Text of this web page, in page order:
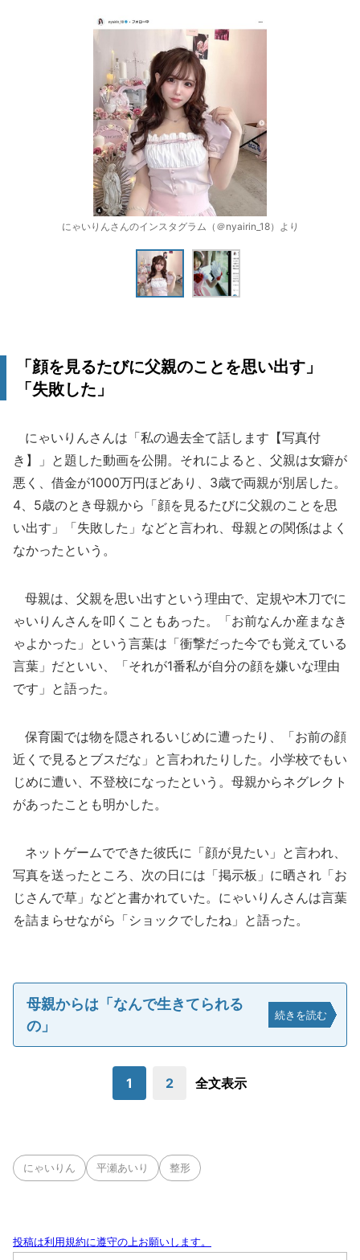
にゃいりんさんのインスタグラム（＠nyairin_18）より
「顔を見るたびに父親のことを思い出す」
「失敗した」
にゃいりんさんは「私の過去全て話します【写真付
き】」と題した動画を公開。それによると、父親は女癖が
悪く、借金が1000万円ほどあり、3歳で両親が別居した。
4、5歳のとき母親から「顔を見るたびに父親のことを思
い出す」「失敗した」などと言われ、母親との関係はよく
なかったという。
母親は、父親を思い出すという理由で、定規や木刀でに
ゃいりんさんを叩くこともあった。「お前なんか産まなき
ゃよかった」という言葉は「衝撃だった今でも覚えている
言葉」だといい、「それが1番私が自分の顔を嫌いな理由
です」と語った。
保育園では物を隠されるいじめに遭ったり、「お前の顔
近くで見るとブスだな」と言われたりした。小学校でもい
じめに遭い、不登校になったという。母親からネグレクト
があったことも明かした。
ネットゲームでできた彼氏に「顔が見たい」と言われ、
写真を送ったところ、次の日には「掲示板」に晒され「お
じさんで草」などと書かれていた。にゃいりんさんは言葉
を詰まらせながら「ショックでしたね」と語った。
母親からは「なんで生きてられる
の」
続きを読む
1 2 全文表示
にゃいりん 平瀬あいり 整形